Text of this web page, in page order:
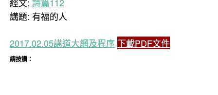
講題: 有福的人
2017.02.05講道大網及程序 下載PDF文件
請按讚：